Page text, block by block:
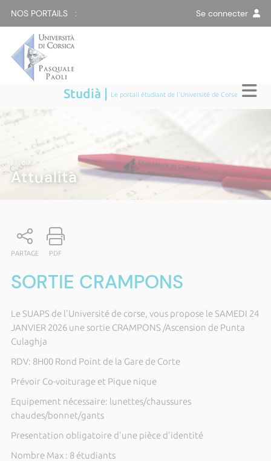
NOS PORTAILS : Se connecter
Studià | Le portail étudiant de l'Université de Corse
STUDIÀ
Attualità
PARTAGE PDF
SORTIE CRAMPONS
Le SUAPS de l'Université de corse, vous propose le SAMEDI 24
JANVIER 2026 une sortie CRAMPONS /Ascension de Punta
Culaghja
RDV: 8H00 Rond Point de la Gare de Corte
Prévoir Co-voiturage et Pique nique
Equipement nécessaire: lunettes/chaussures
chaudes/bonnet/gants
Presentation obligatoire d'une pièce d'identité
Nombre Max : 8 étudiants